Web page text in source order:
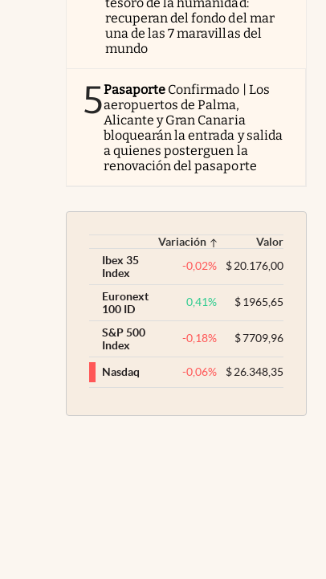
recuperan del fondo del mar
una de las 7 maravillas del
mundo
5Pasaporte Confirmado | Los
aeropuertos de Palma,
Alicante y Gran Canaria
bloquearán la entrada y salida
a quienes posterguen la
renovación del pasaporte
Variación
Valor
Ibex 35
Index
-0,02% $20.176,00
Euronext
100 ID
0,41% $1965,65
S&P 500
Index
-0,18% $7709,96
Nasdaq -0,06% $26.348,35